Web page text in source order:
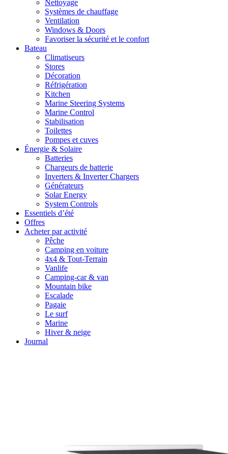
Nettoyage
Systèmes de chauffage
Ventilation
Windows & Doors
Favoriser la sécurité et le confort
Bateau
Climatiseurs
Stores
Décoration
Réfrigération
Kitchen
Marine Steering Systems
Marine Control
Stabilisation
Toilettes
Pompes et cuves
Énergie & Solaire
Batteries
Chargeurs de batterie
Inverters & Inverter Chargers
Générateurs
Solar Energy
System Controls
Essentiels d’été
Offres
Acheter par activité
Pêche
Camping en voiture
4x4 & Tout-Terrain
Vanlife
Camping-car & van
Mountain bike
Escalade
Pagaie
Le surf
Marine
Hiver & neige
Journal